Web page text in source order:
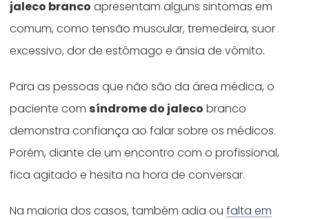
jaleco branco apresentam alguns sintomas em
comum, como tensão muscular, tremedeira, suor
excessivo, dor de estômago e ânsia de vômito.
Para as pessoas que não são da área médica, o
paciente comsíndrome do jaleco branco
demonstra confiança ao falar sobre os médicos.
Porém, diante de um encontro com o profissional,
fica agitado e hesita na hora de conversar.
Na maioria dos casos, também adia oufalta em